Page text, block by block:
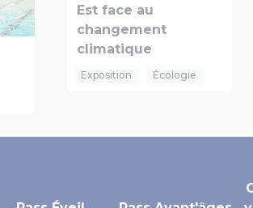
Est face au
changement
climatique
Exposition Écologie